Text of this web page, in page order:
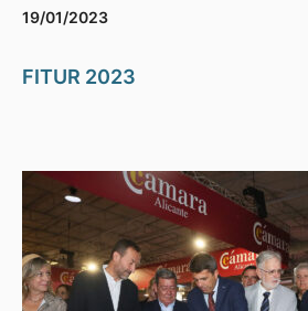
19/01/2023
FITUR 2023